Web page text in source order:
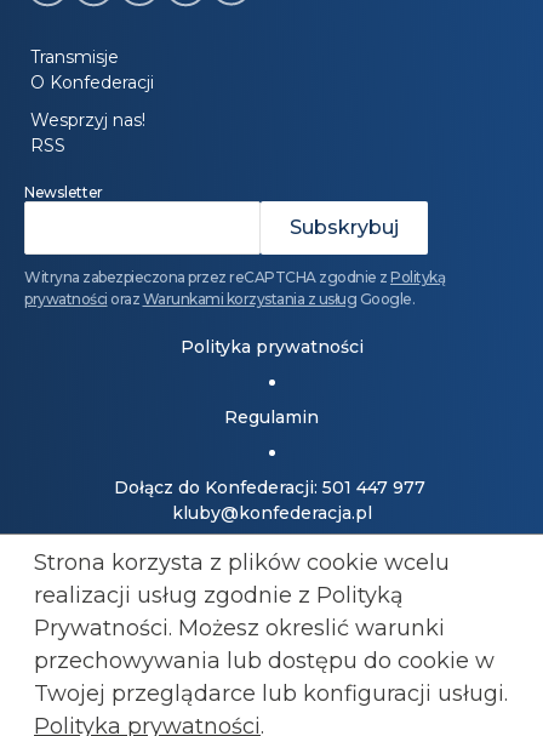
Transmisje
O Konfederacji
Wesprzyj nas!
RSS
Newsletter
Witryna zabezpieczona przez reCAPTCHA zgodnie z Polityką
prywatności oraz Warunkami korzystania z usług Google.
Polityka prywatności
Regulamin
Dołącz do Konfederacji: 501 447 977
kluby@konfederacja.pl
Kontakt dla mediów: 690 868 101
biuro.prasowe@konfederacja.pl
Zobacz uproszczoną wersję strony
Strona korzysta z plików cookie wcelu
realizacji usług zgodnie z Polityką
Prywatności. Możesz okreslić warunki
przechowywania lub dostępu do cookie w
Twojej przeglądarce lub konfiguracji usługi.
Polityka prywatności.